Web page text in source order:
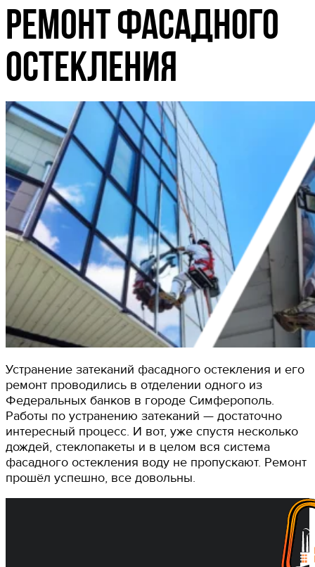
РЕМОНТ ФАСАДНОГО
ОСТЕКЛЕНИЯ
Устранение затеканий фасадного остекления и его
ремонт проводились в отделении одного из
Федеральных банков в городе Симферополь.
Работы по устранению затеканий — достаточно
интересный процесс. И вот, уже спустя несколько
дождей, стеклопакеты и в целом вся система
фасадного остекления воду не пропускают. Ремонт
прошёл успешно, все довольны.